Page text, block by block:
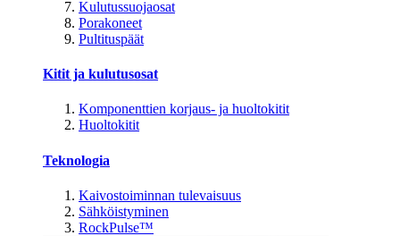
Kulutussuojaosat
Porakoneet
Pultituspäät
Kitit ja kulutusosat
Komponenttien korjaus- ja huoltokitit
Huoltokitit
Teknologia
Kaivostoiminnan tulevaisuus
Sähköistyminen
RockPulse™